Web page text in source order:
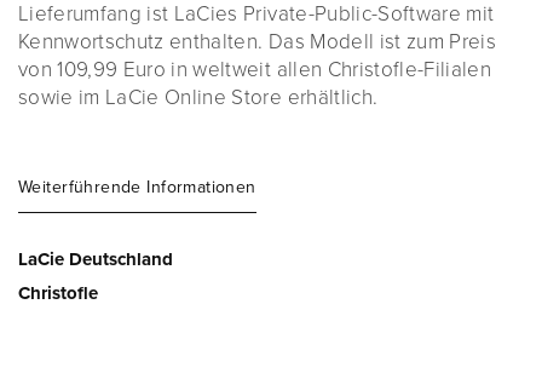
Lieferumfang ist LaCies Private-Public-Software mit
Kennwortschutz enthalten. Das Modell ist zum Preis
von 109,99 Euro in weltweit allen Christofle-Filialen
sowie im LaCie Online Store erhältlich.
Weiterführende Informationen
LaCie Deutschland
Christofle